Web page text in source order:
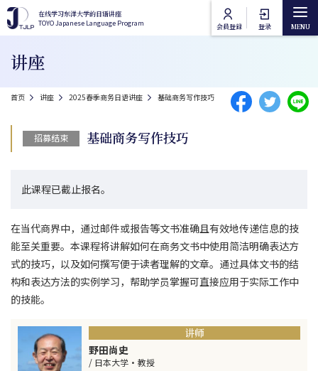
跳转到主要内容在线学习东洋大学的日语讲座
TOYO Japanese Language Program
会員登録 登录
在线学习东洋大学的日语讲座
TOYO Japanese Language Program
Main navigation
东洋大学通识课程
常见问题
联络我们
讲座
面包屑
首页 讲座 2025春季商务日语讲座 基础商务写作技巧
招募结束 基础商务写作技巧
此课程已截止报名。
在当代商界中，通过邮件或报告等文书准确且有效地传递信息的技
能至关重要。本课程将讲解如何在商务文书中使用简洁明确表达方
式的技巧，以及如何撰写便于读者理解的文章。通过具体文书的结
构和表达方法的实例学习，帮助学员掌握可直接应用于实际工作中
的技能。
讲师
野田尚史
/ 日本大学·教授